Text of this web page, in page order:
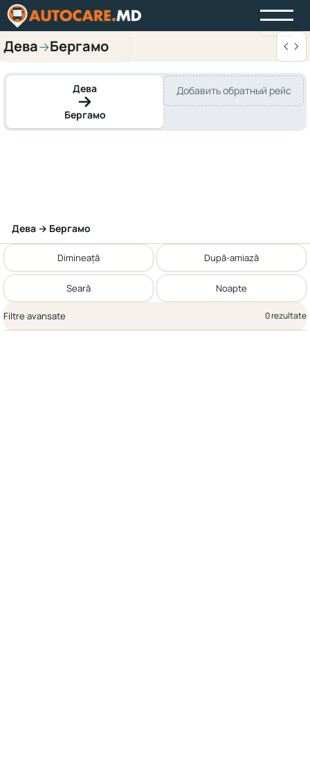
Дева→Бергамо
Дева
Бергамо
Добавить обратный рейс
Дева → Бергамо
Dimineață După-amiază
Seară Noapte
Filtre avansate 0 rezultate